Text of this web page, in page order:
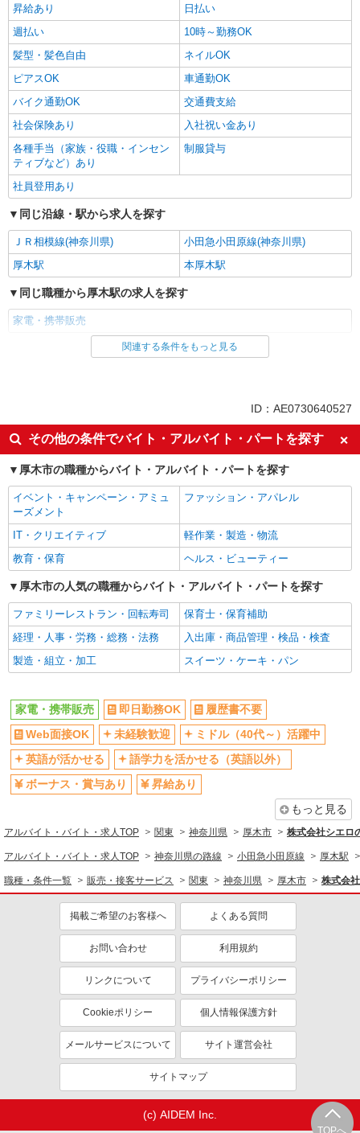
昇給あり
日払い
週払い
10時～勤務OK
髪型・髪色自由
ネイルOK
ピアスOK
車通勤OK
バイク通勤OK
交通費支給
社会保険あり
入社祝い金あり
各種手当（家族・役職・インセン
ティブなど）あり
制服貸与
社員登用あり
同じ沿線・駅から求人を探す
ＪＲ相模線(神奈川県)
小田急小田原線(神奈川県)
厚木駅
本厚木駅
同じ職種から厚木駅の求人を探す
家電・携帯販売
同じ雇用形態から厚木駅の求人を探す
即日勤務OK
履歴書不要
Web面接OK
未経験歓迎
ミドル（40代～）活躍中
英語が活かせる
語学力を活かせる（英語以外）
ボーナス・賞与あり
昇給あり
日払い
週払い
10時～勤務OK
髪型・髪色自由
ネイルOK
ピアスOK
車通勤OK
バイク通勤OK
交通費支給
社会保険あり
入社祝い金あり
各種手当（家族・役職・インセン
制服貸与
社員登用あり
同じ職種から求人を探す
販売・接客サービス
家電・携帯販売
未経験歓迎
ミドル（40代～）活躍中
英語が活かせる
ボーナス・賞与あり
日払い
車通勤OK
社員登用あり
関連する条件をもっと見る
ID：AE0730640527
その他の条件でバイト・アルバイト・パートを探す
厚木市の職種からバイト・アルバイト・パートを探す
イベント・キャンペーン・アミュ
ーズメント
ファッション・アパレル
IT・クリエイティブ
軽作業・製造・物流
教育・保育
ヘルス・ビューティー
厚木市の人気の職種からバイト・アルバイト・パートを探す
ファミリーレストラン・回転寿司
保育士・保育補助
経理・人事・労務・総務・法務
入出庫・商品管理・検品・検査
製造・組立・加工
スイーツ・ケーキ・パン
TOPへ
家電・携帯販売 即日勤務OK
履歴書不要
Web面接OK
未経験歓迎
ミドル（40代～）活躍中
英語が活かせる
語学力を活かせる（英語以外）
ボーナス・賞与あり
昇給あり
もっと見る
アルバイト・バイト・求人TOP 関東 神奈川県 厚木市 株式会社シエロ
アルバイト・バイト・求人TOP 神奈川県の路線 小田急小田原線 厚木駅
職種・条件一覧 販売・接客サービス 関東 神奈川県 厚木市 株式会
掲載ご希望のお客様へ よくある質問
お問い合わせ 利用規約
リンクについて プライバシーポリシー
Cookieポリシー 個人情報保護方針
メールサービスについて サイト運営会社
サイトマップ
(c) AIDEM Inc.